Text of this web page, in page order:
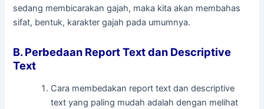
sedang membicarakan gajah, maka kita akan membahas
sifat, bentuk, karakter gajah pada umumnya.
B. Perbedaan Report Text dan Descriptive
Text
Cara membedakan report text dan descriptive
text yang paling mudah adalah dengan melihat